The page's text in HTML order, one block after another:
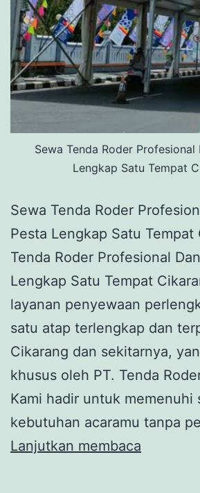
Sewa Tenda Roder Profesional
Lengkap Satu Tempat
Sewa Tenda Roder
Pesta Lengkap Satu Tempat
Tenda Roder Profesional
Lengkap Satu Tempat
layanan penyewaan
satu atap terlengkap dan
Cikarang dan sekitarnya,
khusus oleh PT. Tenda
Kami hadir untuk memenuhi
kebutuhan acaramu tanpa
Lanjutkan membaca